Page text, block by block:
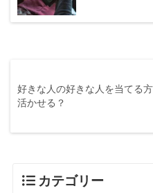
好きな人の好きな人を当てる
活かせる？
カテゴリー